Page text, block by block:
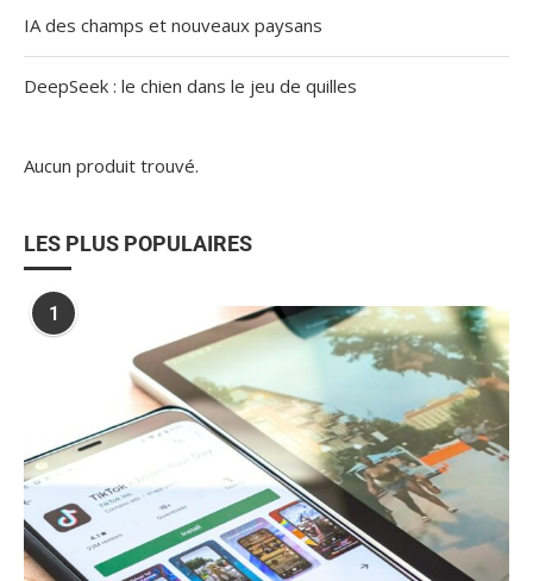
IA des champs et nouveaux paysans
DeepSeek : le chien dans le jeu de quilles
Aucun produit trouvé.
LES PLUS POPULAIRES
1